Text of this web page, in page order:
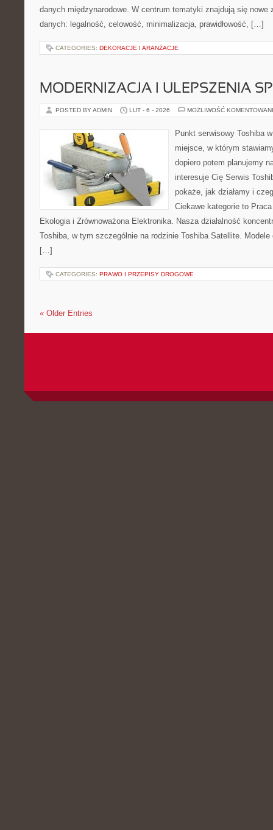
danych międzynarodowe. W centrum tematyki znajdują się nowe
danych: legalność, celowość, minimalizacja, prawidłowość, […]
CATEGORIES: DEKORACJE I ARANŻACJE
MODERNIZACJA I ULEPSZENIA
POSTED BY ADMIN LUT - 6 - 2026 MOŻLIWOŚĆ
Punkt serwisowy Toshiba
miejsce, w którym
dopiero potem planujemy
interesuje Cię Serwis
pokaże, jak działamy i
Ciekawe kategorie to
Ekologia i Zrównoważona Elektronika. Nasza działalność
Toshiba, w tym szczególnie na rodzinie Toshiba Satellite.
[…]
CATEGORIES: PRAWO I PRZEPISY DROGOWE
« Older Entries